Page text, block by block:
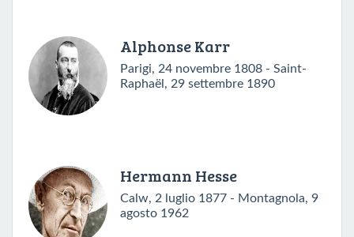
Alphonse Karr
Parigi, 24 novembre 1808 - Saint-
Raphaël, 29 settembre 1890
Hermann Hesse
Calw, 2 luglio 1877 - Montagnola, 9
agosto 1962